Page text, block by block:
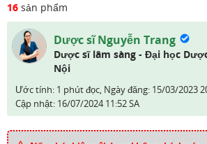
16 sản phẩm
Dược sĩ Nguyễn Trang
Dược sĩ lâm sàng - Đại học
Nội
Ước tính: 1 phút đọc, Ngày đăng: 15/03/2023
Cập nhật: 16/07/2024 11:52 SA